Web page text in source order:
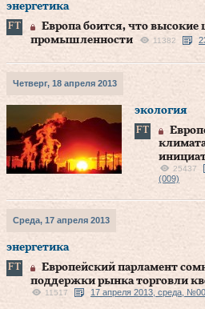
энергетика
Европа боится, что
промышленности
11382
Четверг, 18 апреля 2013
экология
25437
(009)
Среда, 17 апреля 2013
энергетика
Европейский парламент
поддержки рынка торговли
11517 17 апреля 2013, среда,